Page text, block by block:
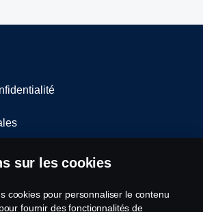
d'alerte
sur les cookies
cookies pour personnaliser le contenu
fournir des fonctionnalités de